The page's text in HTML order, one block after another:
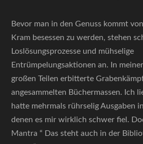
Bevor man in den Genuss kommt
Kram besessen zu werden, stehen
Loslösungsprozesse und mühselige
Entrümpelungsaktionen an. In
großen Teilen erbitterte
angesammelten Büchermassen. Ich
hatte mehrmals rührselig Ausgaben
denen es mir wirklich schwer fiel.
Mantra “ Das steht auch in der